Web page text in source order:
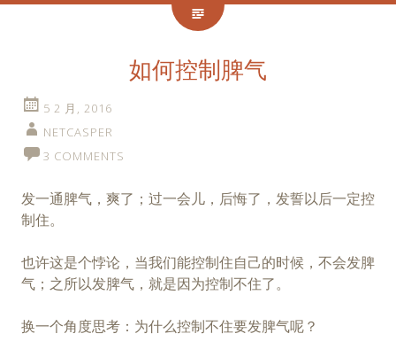
如何控制脾气
5 2 月, 2016
NETCASPER
3 COMMENTS
发一通脾气，爽了；过一会儿，后悔了，发誓以后一定控
制住。
也许这是个悖论，当我们能控制住自己的时候，不会发脾
气；之所以发脾气，就是因为控制不住了。
换一个角度思考：为什么控制不住要发脾气呢？